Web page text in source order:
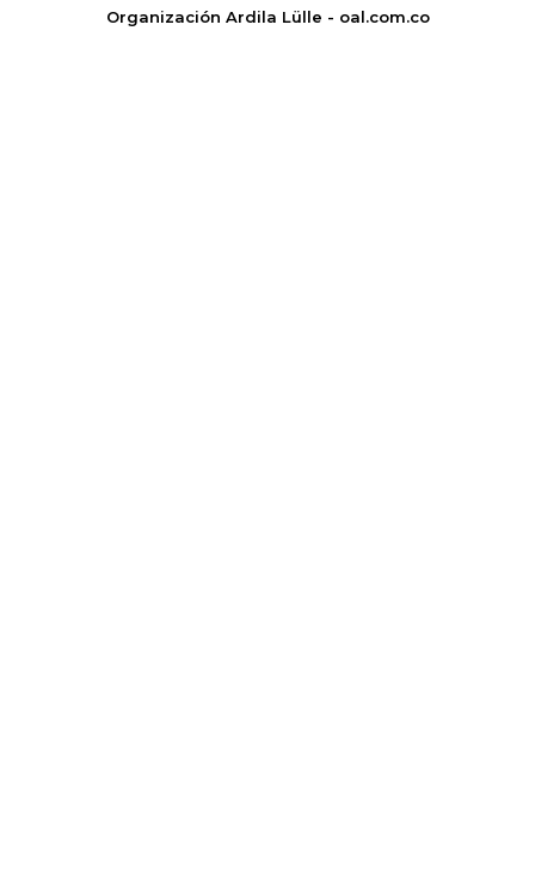
Organización Ardila Lülle - oal.com.co